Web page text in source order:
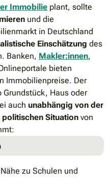
Immobilie plant, sollte
und die
in Deutschland
Einschätzung des
Banken, Makler:innen,
bieten
Immobilienpreise. Der
Grundstück, Haus oder
auch unabhängig von der
Situation von
zu Schulen und